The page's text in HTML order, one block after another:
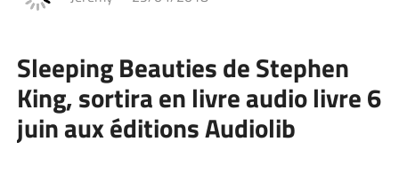
Sleeping Beauties de Stephen
King, sortira en livre audio livre 6
juin aux éditions Audiolib